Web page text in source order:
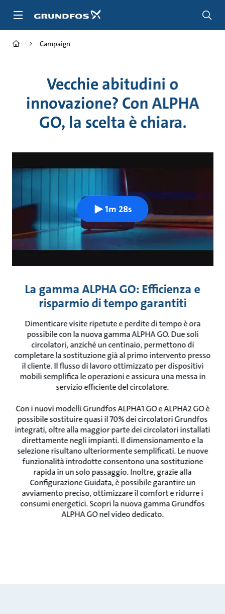
Campaign
Vecchie abitudini o
innovazione? Con ALPHA
GO, la scelta è chiara.
1m 28s
La gamma ALPHA GO: Efficienza e
risparmio di tempo garantiti
Dimenticare visite ripetute e perdite di tempo è ora
possibile con la nuova gamma ALPHA GO. Due soli
circolatori, anziché un centinaio, permettono di
completare la sostituzione già al primo intervento presso
il cliente. Il flusso di lavoro ottimizzato per dispositivi
mobili semplifica le operazioni e assicura una messa in
servizio efficiente del circolatore.
Con i nuovi modelli Grundfos ALPHA1 GO e ALPHA2 GO è
possibile sostituire quasi il 70% dei circolatori Grundfos
integrati, oltre alla maggior parte dei circolatori installati
direttamente negli impianti. Il dimensionamento e la
selezione risultano ulteriormente semplificati. Le nuove
funzionalità introdotte consentono una sostituzione
rapida in un solo passaggio. Inoltre, grazie alla
Configurazione Guidata, è possibile garantire un
avviamento preciso, ottimizzare il comfort e ridurre i
consumi energetici. Scopri la nuova gamma Grundfos
ALPHA GO nel video dedicato.